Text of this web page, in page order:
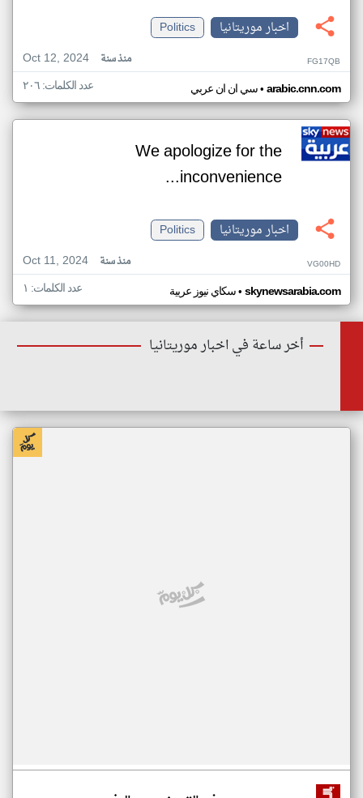
اخبار موريتانيا
Politics
Oct 12, 2024
منذ سنة FG17QB
سي ان ان عربي• arabic.cnn.com عدد الكلمات: ٢٠٦
We apologize for the
inconvenience...
اخبار موريتانيا
Politics
Oct 11, 2024
منذ سنة VG00HD
سكاي نيوز عربية• skynewsarabia.com عدد الكلمات: ١
أخر ساعة في اخبار موريتانيا